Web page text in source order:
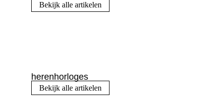
Bekijk alle artikelen
herenhorloges
Bekijk alle artikelen